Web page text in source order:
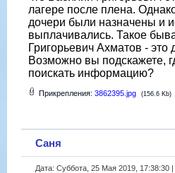
лагере после плена.
дочери были назначены и
выплачивались. Такое
Григорьевич Ахматов - это
Возможно вы подскажете,
поискать информацию?
Прикрепления: 3862395.jpg (156.6 Kb)
Саня
Дата: Суббота, 25 Мая 2019, 17:38:30